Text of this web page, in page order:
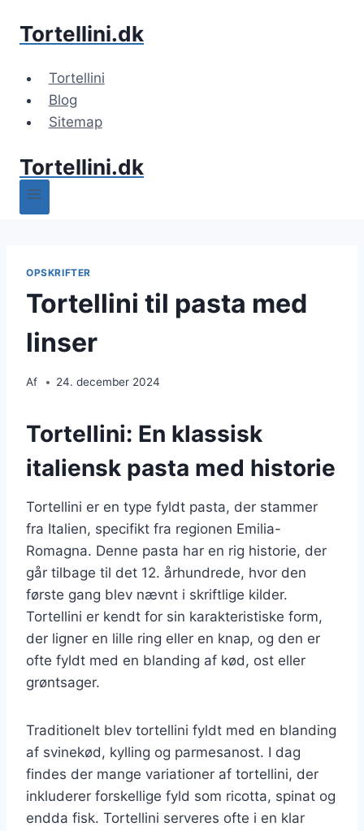
Tortellini.dk
Tortellini
Blog
Sitemap
Tortellini.dk
OPSKRIFTER
Tortellini til pasta med
linser
Af 24. december 2024
Tortellini: En klassisk
italiensk pasta med historie
Tortellini er en type fyldt pasta, der stammer
fra Italien, specifikt fra regionen Emilia-
Romagna. Denne pasta har en rig historie, der
går tilbage til det 12. århundrede, hvor den
første gang blev nævnt i skriftlige kilder.
Tortellini er kendt for sin karakteristiske form,
der ligner en lille ring eller en knap, og den er
ofte fyldt med en blanding af kød, ost eller
grøntsager.
Traditionelt blev tortellini fyldt med en blanding
af svinekød, kylling og parmesanost. I dag
findes der mange variationer af tortellini, der
inkluderer forskellige fyld som ricotta, spinat og
endda fisk. Tortellini serveres ofte i en klar